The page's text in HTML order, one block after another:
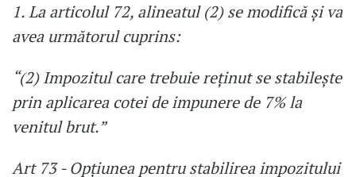
1. La articolul 72, alineatul (2) se modifică şi va
avea următorul cuprins:
“(2) Impozitul care trebuie reţinut se stabileşte
prin aplicarea cotei de impunere de 7% la
venitul brut.”
Art 73 - Opţiunea pentru stabilirea impozitului